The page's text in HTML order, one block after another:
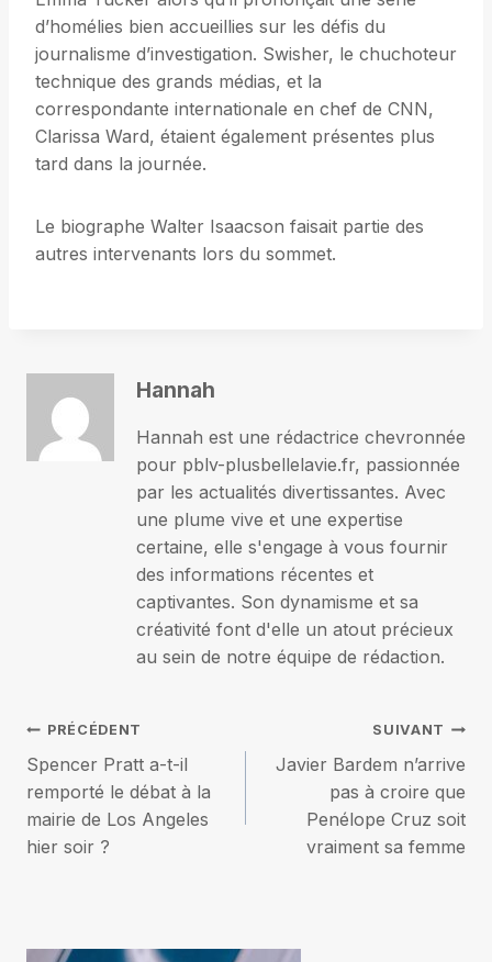
d’homélies bien accueillies sur les défis du
journalisme d’investigation. Swisher, le chuchoteur
technique des grands médias, et la
correspondante internationale en chef de CNN,
Clarissa Ward, étaient également présentes plus
tard dans la journée.
Le biographe Walter Isaacson faisait partie des
autres intervenants lors du sommet.
Hannah
Hannah est une rédactrice chevronnée
pour pblv-plusbellelavie.fr, passionnée
par les actualités divertissantes. Avec
une plume vive et une expertise
certaine, elle s'engage à vous fournir
des informations récentes et
captivantes. Son dynamisme et sa
créativité font d'elle un atout précieux
au sein de notre équipe de rédaction.
Navigation
de
l’article
PRÉCÉDENT
Spencer Pratt a-t-il
remporté le débat à la
mairie de Los Angeles
hier soir ?
SUIVANT
Javier Bardem n’arrive
pas à croire que
Penélope Cruz soit
vraiment sa femme